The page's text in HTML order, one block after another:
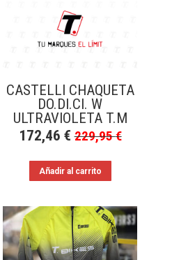
CASTELLI CHAQUETA
DO.DI.CI. W
ULTRAVIOLETA T.M
172,46 € 229,95€
Añadir al carrito